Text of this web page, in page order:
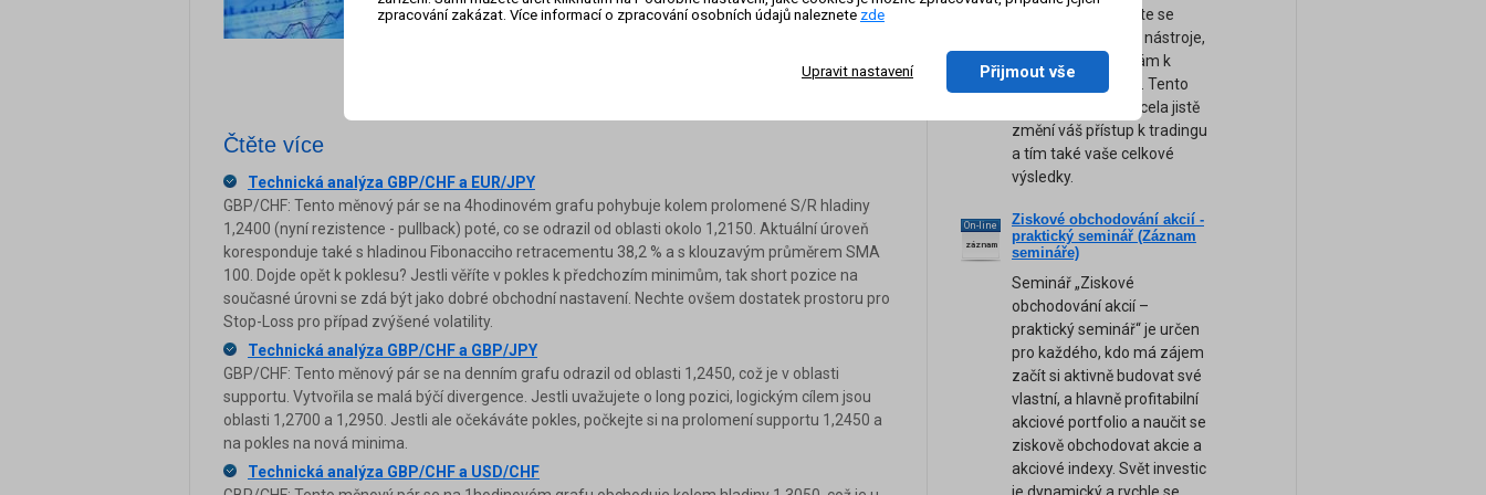
subjektivního pohledu a osobnosti každého tradera. Graficky znázorňuje
individuálním nástrojem pro úspěšné obchodní systémy. Jednoduché věci
Čtěte více
Technická analýza GBP/CHF a EUR/JPY
GBP/CHF: Tento měnový pár se na 4hodinovém grafu pohybuje kolem prolomené S/R hladiny
1,2400 (nyní rezistence - pullback) poté, co se odrazil od oblasti okolo 1,2150. Aktuální úroveň
koresponduje také s hladinou Fibonacciho retracementu 38,2 % a s klouzavým průměrem SMA
100. Dojde opět k poklesu? Jestli věříte v pokles k předchozím minimům, tak short pozice na
současné úrovni se zdá být jako dobré obchodní nastavení. Nechte ovšem dostatek prostoru pro
Stop-Loss pro případ zvýšené volatility.
Technická analýza GBP/CHF a GBP/JPY
GBP/CHF: Tento měnový pár se na denním grafu odrazil od oblasti 1,2450, což je v oblasti
supportu. Vytvořila se malá býčí divergence. Jestli uvažujete o long pozici, logickým cílem jsou
oblasti 1,2700 a 1,2950. Jestli ale očekáváte pokles, počkejte si na prolomení supportu 1,2450 a
na pokles na nová minima.
Technická analýza GBP/CHF a USD/CHF
obchodování. Přijďte se
naučit ty nejsilnější nástroje,
tipy a rady, které vám k
úspěchu pomohou. Tento
unikátní seminář zcela jistě
změní váš přístup k tradingu
a tím také vaše celkové
výsledky.
On-line
záznam
Ziskové obchodování akcií -
praktický seminář (Záznam
semináře)
Seminář „Ziskové
obchodování akcií –
praktický seminář“ je určen
pro každého, kdo má zájem
začít si aktivně budovat své
vlastní, a hlavně profitabilní
akciové portfolio a naučit se
ziskově obchodovat akcie a
akciové indexy. Svět investic
zpracování zakázat. Více informací o zpracování osobních údajů naleznete zde
Upravit nastavení Přijmout vše